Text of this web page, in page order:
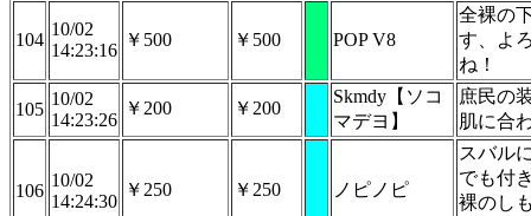
104
10/02
14:23:16
￥500 ￥500 POP V8
全裸の
す、よ
ね！
105
10/02
14:23:26
￥200 ￥200
Skmdy【ソコ
マデヨ】
庶民の
肌に合
106
10/02
14:24:30
￥250 ￥250 ノピノピ
スバル
でも付
裸のし